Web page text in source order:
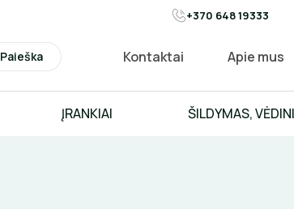
+370 648 19333
Paieška Kontaktai Apie mus
ĮRANKIAI ŠILDYMAS,